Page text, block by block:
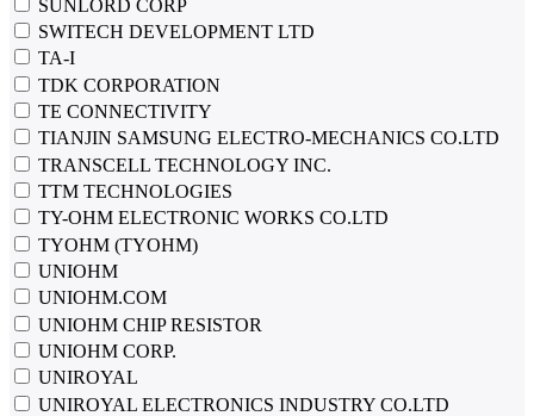
SUNLORD CORP
SWITECH DEVELOPMENT LTD
TA-I
TDK CORPORATION
TE CONNECTIVITY
TIANJIN SAMSUNG ELECTRO-MECHANICS CO.LTD
TRANSCELL TECHNOLOGY INC.
TTM TECHNOLOGIES
TY-OHM ELECTRONIC WORKS CO.LTD
TYOHM (TYOHM)
UNIOHM
UNIOHM.COM
UNIOHM CHIP RESISTOR
UNIOHM CORP.
UNIROYAL
UNIROYAL ELECTRONICS INDUSTRY CO.LTD